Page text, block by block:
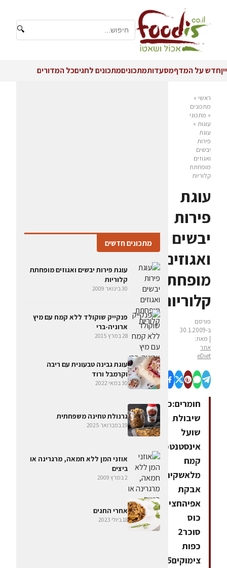
🔍
ייןחדש על המדףמסעדותמתכוניםמתכונים לחגיםכל המדורים
ראשי »
מתכונים
» מתכוני
עוגות »
עוגת
פירות
יבשים
ואגוזים
מופחתת
קלוריות
עוגת
פירות
יבשים
ואגוזים
מופחתת
קלוריות
פורסם
ב-30.1.2009
| מאת:
אתר
eDiet
חומרים:כוס
שיבולת
שועל
אינסטנטכוס
קמח
מלאשקית
אבקת
אפיהחצי
כוס
סוכר2
כפות
צימוקים5
מתכונים חדשים
עוגת פירות יבשים ואגוזים מופחתת
קלוריות
30 בינואר 2009
פנקייק שוקולד ללא קמח עם מיץ
ארוניה-ברי
28 במרץ 2015
עוגת גבינה טבעונית עם ריבה
וקרמבל ורוד
30 במאי 2022
גרנולת טחינה משפחתית
19 בפברואר 2025
אוזני המן ללא חמאה, מרגרינה או
ביצים
2 במרץ 2009
אחרי החגים
18 ביולי 2023